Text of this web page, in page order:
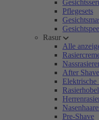
Pflegesets
Rasur
Alle
After
Pre-Shave